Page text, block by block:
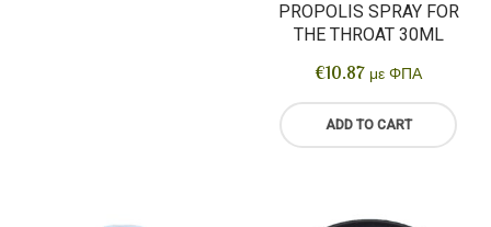
PROPOLIS SPRAY FOR
THE THROAT 30ML
€10.87 με ΦΠΑ
ADD TO CART